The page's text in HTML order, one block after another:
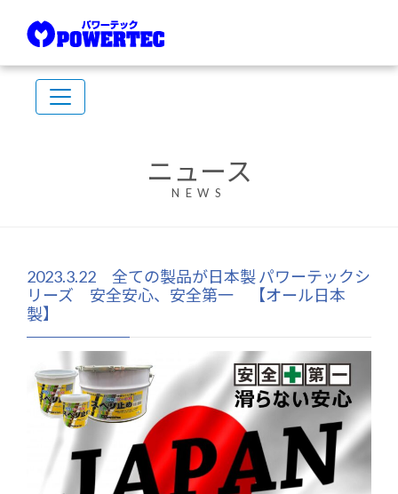
ニュース
NEWS
2023.3.22 全ての製品が日本製 パワーテックシ
リーズ 安全安心、安全第一 【オール日本
製】